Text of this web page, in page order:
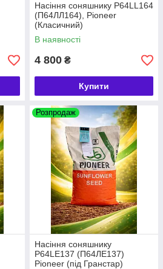
Насіння соняшнику P64LL164
(П64ЛЛ164), Pioneer
(Класичний)
В наявності
4 800 ₴
Купити
Розпродаж
Насіння соняшнику
P64LE137 (П64ЛЕ137)
Pioneer (під Гранстар)